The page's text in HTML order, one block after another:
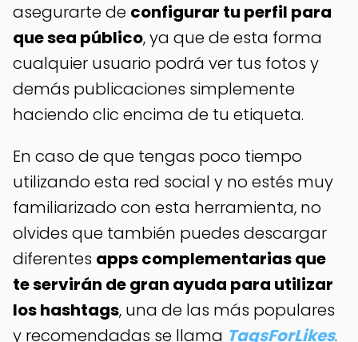
asegurarte de configurar tu perfil para
que sea público, ya que de esta forma
cualquier usuario podrá ver tus fotos y
demás publicaciones simplemente
haciendo clic encima de tu etiqueta.
En caso de que tengas poco tiempo
utilizando esta red social y no estés muy
familiarizado con esta herramienta, no
olvides que también puedes descargar
diferentes apps complementarias que
te servirán de gran ayuda para utilizar
los hashtags, una de las más populares
y recomendadas se llama TagsForLikes.